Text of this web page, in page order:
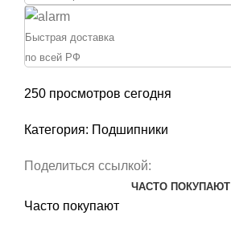
7307
(30307)
Быстрая доставка
по всей РФ
250 просмотров сегодня
Категория: Подшипники
Поделиться ссылкой:
ЧАСТО ПОКУПАЮТ
Часто покупают